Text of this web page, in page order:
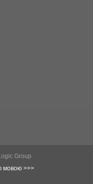
Group
мовою >>>